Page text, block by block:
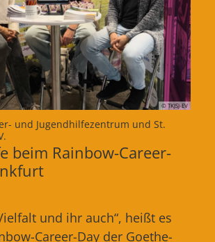
© TKJSJ-EV
und Jugendhilfezentrum und St.
beim Rainbow-Career-
und ihr auch“, heißt es
Career-Day der Goethe-